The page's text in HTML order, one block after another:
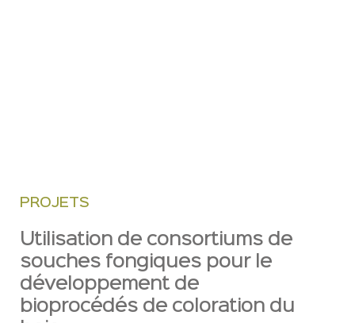
PROJETS
Utilisation de consortiums de
souches fongiques pour le
développement de
bioprocédés de coloration du